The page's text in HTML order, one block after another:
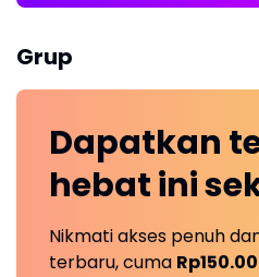
Grup
Dapatkan
hebat ini
Nikmati akses penuh
terbaru, cuma